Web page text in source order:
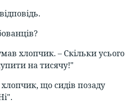
хлопчик. – Скільки усього
на тисячу!"
що сидів позаду